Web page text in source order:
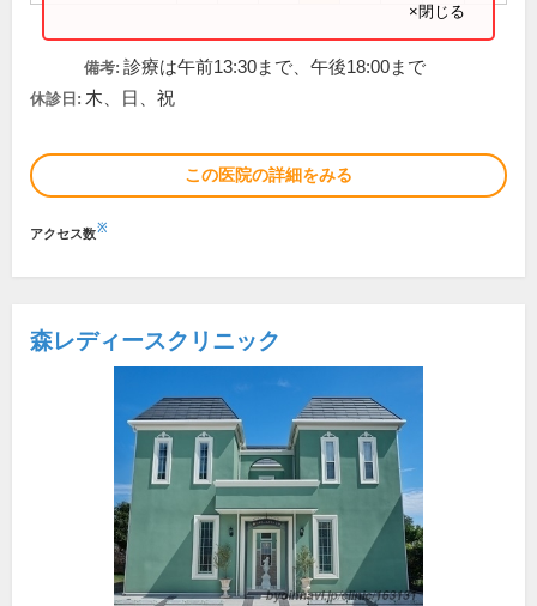
×閉じる
備考: 診療は午前13:30まで、午後18:00まで
休診日: 木、日、祝
この医院の詳細をみる
アクセス数※
森レディースクリニック